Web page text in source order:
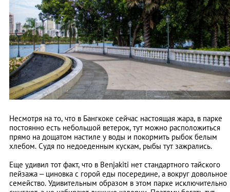
Несмотря на то, что в Бангкоке сейчас настоящая жара, в парке
постоянно есть небольшой ветерок, тут можно расположиться
прямо на дощатом настиле у воды и покормить рыбок белым
хлебом. Судя по недоеденным кускам, рыбы тут зажрались.
Еще удивил тот факт, что в Benjakiti нет стандартного тайского
пейзажа – циновка с горой еды посередине, а вокруг довольное
семейство. Удивительным образом в этом парке исключительно